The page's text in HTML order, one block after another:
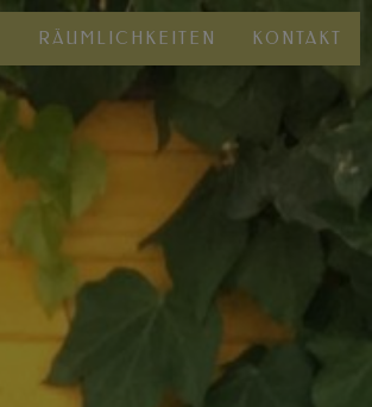
RÄUMLICHKEITEN KONTAKT